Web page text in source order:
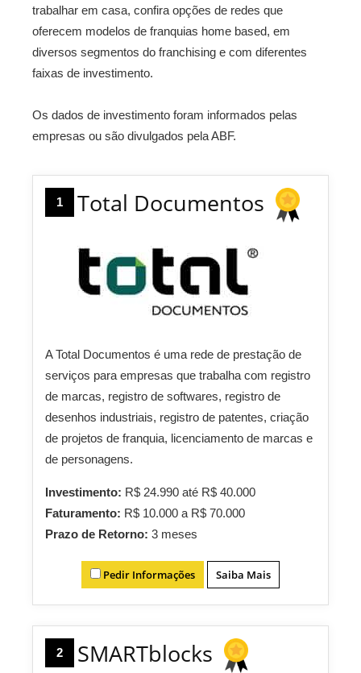
trabalhar em casa, confira opções de redes que
oferecem modelos de franquias home based, em
diversos segmentos do franchising e com diferentes
faixas de investimento.
Os dados de investimento foram informados pelas
empresas ou são divulgados pela ABF.
1 Total Documentos
A Total Documentos é uma rede de prestação de
serviços para empresas que trabalha com registro
de marcas, registro de softwares, registro de
desenhos industriais, registro de patentes, criação
de projetos de franquia, licenciamento de marcas e
de personagens.
Investimento: R$ 24.990 até R$ 40.000
Faturamento: R$ 10.000 a R$ 70.000
Prazo de Retorno: 3 meses
Pedir Informações Saiba Mais
2 SMARTblocks